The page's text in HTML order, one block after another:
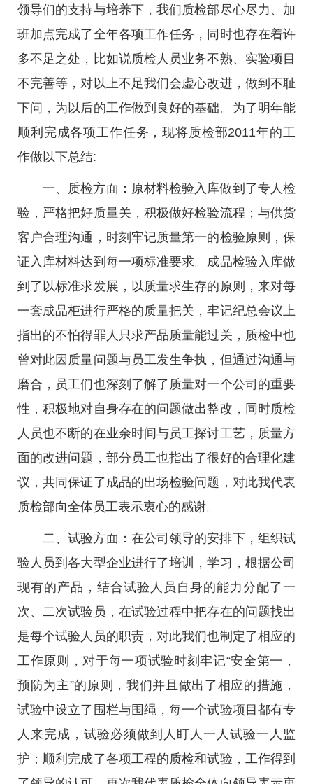
领导们的支持与培养下，我们质检部尽心尽力、加
班加点完成了全年各项工作任务，同时也存在着许
多不足之处，比如说质检人员业务不熟、实验项目
不完善等，对以上不足我们会虚心改进，做到不耻
下问，为以后的工作做到良好的基础。为了明年能
顺利完成各项工作任务，现将质检部2011年的工
作做以下总结:
一、质检方面：原材料检验入库做到了专人检
验，严格把好质量关，积极做好检验流程；与供货
客户合理沟通，时刻牢记质量第一的检验原则，保
证入库材料达到每一项标准要求。成品检验入库做
到了以标准求发展，以质量求生存的原则，来对每
一套成品柜进行严格的质量把关，牢记纪总会议上
指出的不怕得罪人只求产品质量能过关，质检中也
曾对此因质量问题与员工发生争执，但通过沟通与
磨合，员工们也深刻了解了质量对一个公司的重要
性，积极地对自身存在的问题做出整改，同时质检
人员也不断的在业余时间与员工探讨工艺，质量方
面的改进问题，部分员工也指出了很好的合理化建
议，共同保证了成品的出场检验问题，对此我代表
质检部向全体员工表示衷心的感谢。
二、试验方面：在公司领导的安排下，组织试
验人员到各大型企业进行了培训，学习，根据公司
现有的产品，结合试验人员自身的能力分配了一
次、二次试验员，在试验过程中把存在的问题找出
是每个试验人员的职责，对此我们也制定了相应的
工作原则，对于每一项试验时刻牢记“安全第一，
预防为主”的原则，我们并且做出了相应的措施，
试验中设立了围栏与围绳，每一个试验项目都有专
人来完成，试验必须做到人盯人一人试验一人监
护；顺利完成了各项工程的质检和试验，工作得到